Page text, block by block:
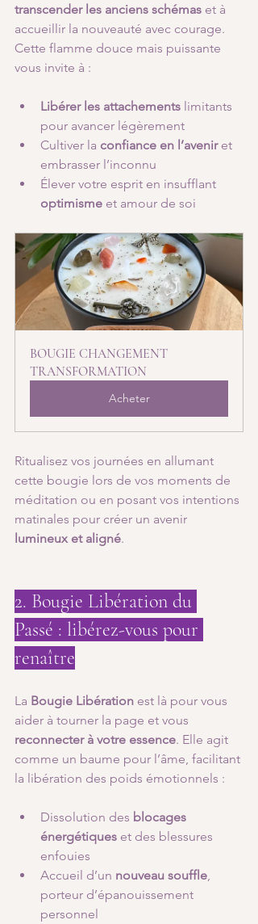
transcender les anciens schémas et à
accueillir la nouveauté avec courage.
Cette flamme douce mais puissante
vous invite à :
Libérer les attachements limitants
pour avancer légèrement
Cultiver la confiance en l’avenir et
embrasser l’inconnu
Élever votre esprit en insufflant
optimisme et amour de soi
BOUGIE CHANGEMENT
TRANSFORMATION
Acheter
Ritualisez vos journées en allumant
cette bougie lors de vos moments de
méditation ou en posant vos intentions
matinales pour créer un avenir
lumineux et aligné.
2. Bougie Libération du
Passé : libérez-vous pour
renaître
La Bougie Libération est là pour vous
aider à tourner la page et vous
reconnecter à votre essence. Elle agit
comme un baume pour l’âme, facilitant
la libération des poids émotionnels :
Dissolution des blocages
énergétiques et des blessures
enfouies
Accueil d’un nouveau souffle
porteur d’épanouissement
personnel